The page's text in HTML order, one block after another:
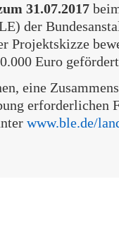
31.07.2017
der
Projektskizze
Euro
eine
erforderlichen
www.ble.de/